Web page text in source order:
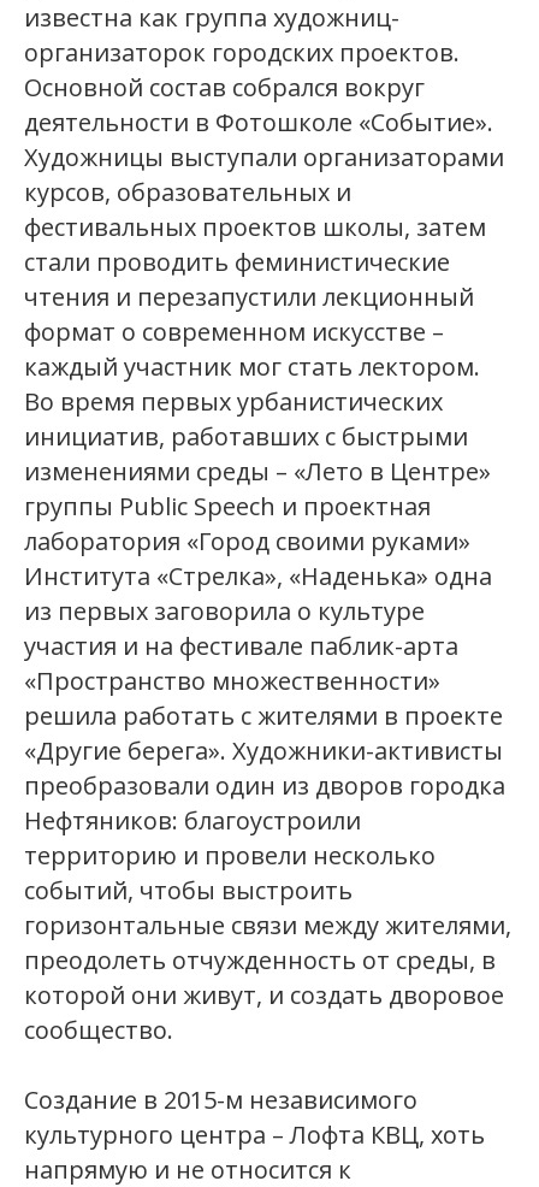
известна как группа художниц-
организаторок городских проектов.
Основной состав собрался вокруг
деятельности в Фотошколе «Событие».
Художницы выступали организаторами
курсов, образовательных и
фестивальных проектов школы, затем
стали проводить феминистические
чтения и перезапустили лекционный
формат о современном искусстве –
каждый участник мог стать лектором.
Во время первых урбанистических
инициатив, работавших с быстрыми
изменениями среды – «Лето в Центре»
группы Public Speech и проектная
лаборатория «Город своими руками»
Института «Стрелка», «Наденька» одна
из первых заговорила о культуре
участия и на фестивале паблик-арта
«Пространство множественности»
решила работать с жителями в проекте
«Другие берега». Художники-активисты
преобразовали один из дворов городка
Нефтяников: благоустроили
территорию и провели несколько
событий, чтобы выстроить
горизонтальные связи между жителями,
преодолеть отчужденность от среды, в
которой они живут, и создать дворовое
сообщество.
Создание в 2015-м независимого
культурного центра – Лофта КВЦ, хоть
напрямую и не относится к